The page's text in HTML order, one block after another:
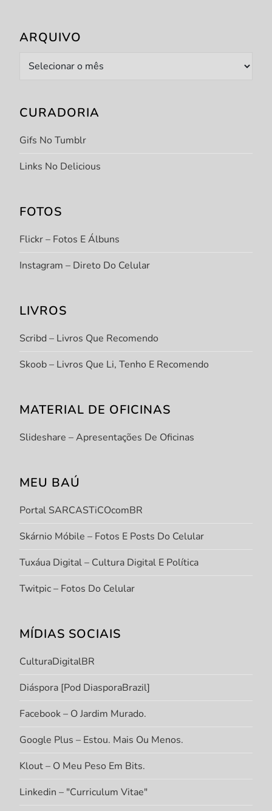
ARQUIVO
Arquivo
CURADORIA
Gifs No Tumblr
Links No Delicious
FOTOS
Flickr – Fotos E Álbuns
Instagram – Direto Do Celular
LIVROS
Scribd – Livros Que Recomendo
Skoob – Livros Que Li, Tenho E Recomendo
MATERIAL DE OFICINAS
Slideshare – Apresentações De Oficinas
MEU BAÚ
Portal SARCASTiCOcomBR
Skárnio Móbile – Fotos E Posts Do Celular
Tuxáua Digital – Cultura Digital E Política
Twitpic – Fotos Do Celular
MÍDIAS SOCIAIS
CulturaDigitalBR
Diáspora [Pod DiasporaBrazil]
Facebook – O Jardim Murado.
Google Plus – Estou. Mais Ou Menos.
Klout – O Meu Peso Em Bits.
Linkedin – "Curriculum Vitae"